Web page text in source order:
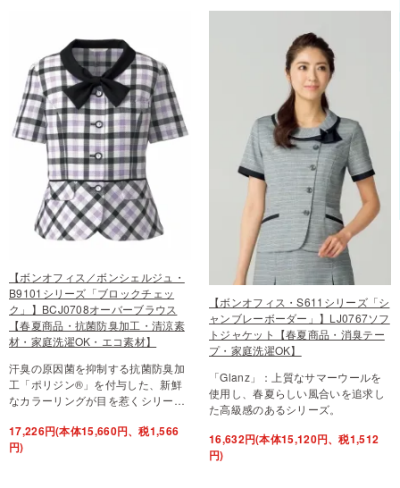
【ボンオフィス／ボンシェルジュ・
B9101シリーズ「ブロックチェッ
ク」】BCJ0708オーバーブラウス
【春夏商品・抗菌防臭加工・清涼素
材・家庭洗濯OK・エコ素材】
汗臭の原因菌を抑制する抗菌防臭加
工「ポリジン®」を付与した、新鮮
なカラーリングが目を惹くシリー…
17,226円(本体15,660円、税1,566
円)
【ボンオフィス・S611シリーズ「シ
ャンブレーボーダー」】LJ0767ソフ
トジャケット【春夏商品・消臭テー
プ・家庭洗濯OK】
「Glanz」：上質なサマーウールを
使用し、春夏らしい風合いを追求し
た高級感のあるシリーズ。
16,632円(本体15,120円、税1,512
円)